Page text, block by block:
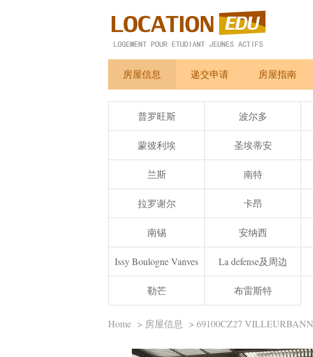
房屋信息 递交申请 房屋指南
普罗旺斯 波尔多
蒙彼利埃 圣埃蒂安
兰斯 南特
拉罗谢尔 卡昂
南锡 安纳西
Issy Boulogne Vanves La defense及周边
勒芒 布雷斯特
Home > 房屋信息 > 69100CZ27